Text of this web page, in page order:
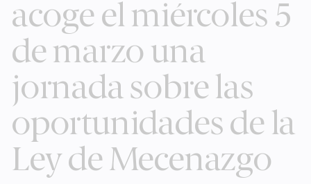
acoge el miércoles 5
de marzo una
jornada sobre las
oportunidades de la
Ley de Mecenazgo